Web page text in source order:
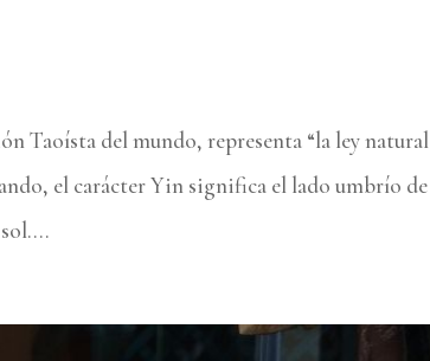
Taoísta del mundo, representa “la ley natural
el carácter Yin significa el lado umbrío